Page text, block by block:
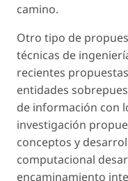
camino.
Otro tipo de
técnicas de
recientes
entidades
de información con
investigación
conceptos y
computacional
encaminamiento